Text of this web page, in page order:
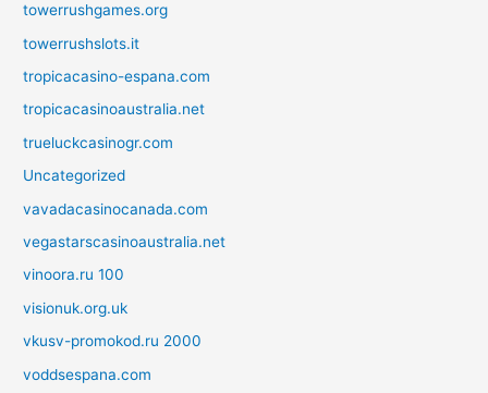
towerrushgames.org
towerrushslots.it
tropicacasino-espana.com
tropicacasinoaustralia.net
trueluckcasinogr.com
Uncategorized
vavadacasinocanada.com
vegastarscasinoaustralia.net
vinoora.ru 100
visionuk.org.uk
vkusv-promokod.ru 2000
voddsespana.com